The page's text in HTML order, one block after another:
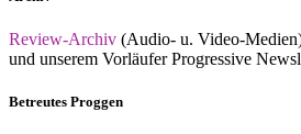
Review-Archiv (Audio- u. Video-
und unserem Vorläufer Progressive
Betreutes Proggen